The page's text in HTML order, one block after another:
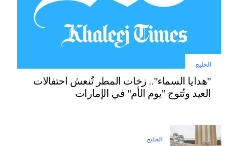
الخليج
"هدايا السماء".. زخات المطر تُنعش احتفالات
العيد وتُتوج "يوم الأم" في الإمارات
الخليج